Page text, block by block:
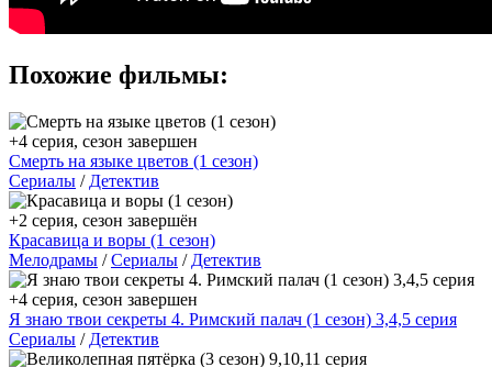
Похожие фильмы:
+4 серия, сезон завершен
Смерть на языке цветов (1 сезон)
Сериалы / Детектив
+2 серия, сезон завершён
Красавица и воры (1 сезон)
Мелодрамы /Сериалы / Детектив
+4 серия, сезон завершен
Я знаю твои секреты 4. Римский палач (1 сезон) 3,4,5 серия
Сериалы / Детектив